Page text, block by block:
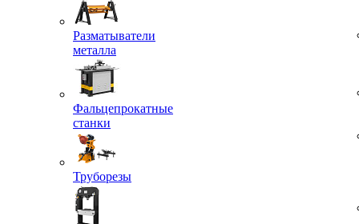
Разматыватели
металла
Фальцепрокатные
станки
Труборезы